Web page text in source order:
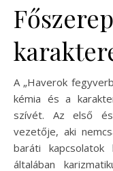
A „Haverok
kémia és a
szívét. Az első
vezetője, aki
baráti
általában